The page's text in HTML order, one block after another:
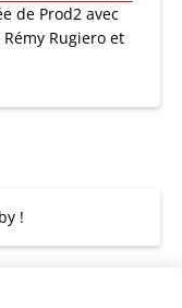
de Prod2 avec
Rugiero et
!